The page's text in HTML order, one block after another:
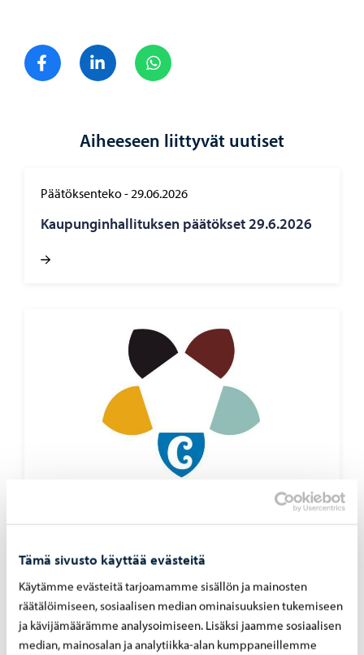
Tämä sivusto käyttää evästeitä
Käytämme evästeitä tarjoamamme sisällön ja mainosten
räätälöimiseen, sosiaalisen median ominaisuuksien tukemiseen
ja kävijämäärämme analysoimiseen. Lisäksi jaamme sosiaalisen
median, mainosalan ja analytiikka-alan kumppaneillemme
Jaa FacebookJaa LinkedIn
Aiheeseen liittyvät uutiset
Päätöksenteko-29.06.2026
Kau­pun­gin­hal­li­tuk­sen pää­tök­set 29.6.2026
23.6.2026